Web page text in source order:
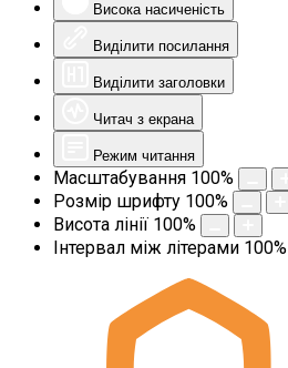
Висока насиченість
Виділити посилання
Виділити заголовки
Читач з екрана
Режим читання
Масштабування 100%
Розмір шрифту 100%
Висота лінії 100%
Інтервал між літерами 100%